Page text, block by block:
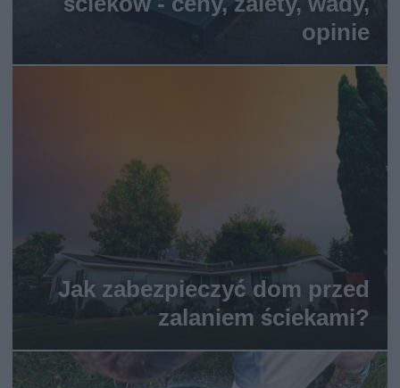
opinie
Jak zabezpieczyć dom przed
zalaniem ściekami?